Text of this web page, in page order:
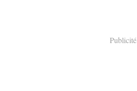
Publicité